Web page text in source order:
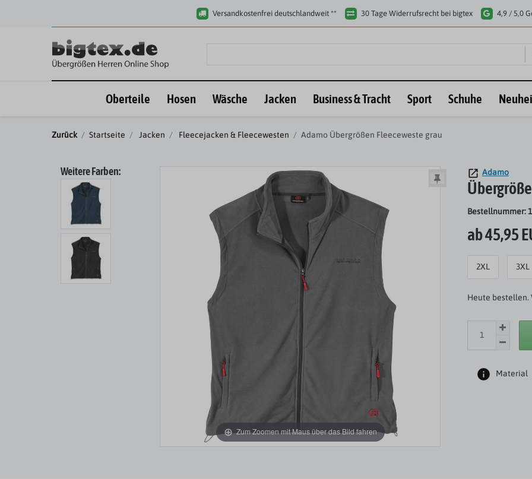
Versandkostenfrei deutschlandweit ** 30 Tage Widerrufsrecht bei bigtex 4,9 / 5,0
Oberteile Hosen Wäsche Jacken Business & Tracht Sport Schuhe
Zurück Startseite Jacken Fleecejacken & Fleecewesten Adamo Übergrößen Fleeceweste grau
Weitere Farben:
Zum Zoomen mit Maus über das Bild fahren
Adamo
Bestellnummer:
ab 45,95
2XL 3XL
Heute bestellen.
Material